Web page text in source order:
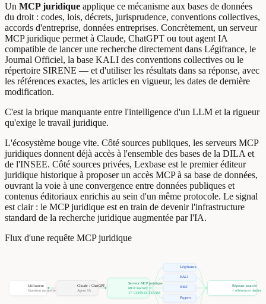
Un MCP juridique applique ce mécanisme aux bases de données
du droit : codes, lois, décrets, jurisprudence, conventions collectives,
accords d'entreprise, données entreprises. Concrètement, un serveur
MCP juridique permet à Claude, ChatGPT ou tout agent IA
compatible de lancer une recherche directement dans Légifrance, le
Journal Officiel, la base KALI des conventions collectives ou le
répertoire SIRENE — et d'utiliser les résultats dans sa réponse, avec
les références exactes, les articles en vigueur, les dates de dernière
modification.
C'est la brique manquante entre l'intelligence d'un LLM et la rigueur
qu'exige le travail juridique.
L'écosystème bouge vite. Côté sources publiques, les serveurs MCP
juridiques donnent déjà accès à l'ensemble des bases de la DILA et
de l'INSEE. Côté sources privées, Lexbase est le premier éditeur
juridique historique à proposer un accès MCP à sa base de données,
ouvrant la voie à une convergence entre données publiques et
contenus éditoriaux enrichis au sein d'un même protocole. Le signal
est clair : le MCP juridique est en train de devenir l'infrastructure
standard de la recherche juridique augmentée par l'IA.
Flux d'une requête MCP juridique
Utilisateur
Question naturelle
Claude / ChatGPT
Agent IA
Serveur MCP juridique
MCP Factory
17 CONNECTEURS
Légifrance
KALI
JORF
Pappers
Réponse sourcée
+ références datées